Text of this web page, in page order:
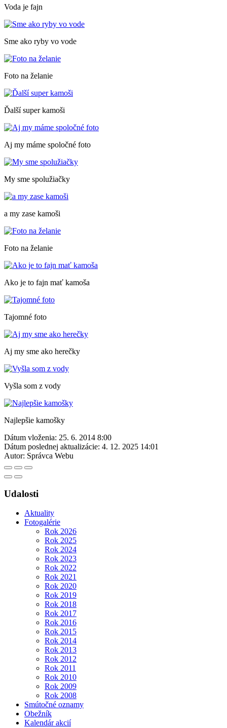
Voda je fajn
Sme ako ryby vo vode
Foto na želanie
Ďalší super kamoši
Aj my máme spoločné foto
My sme spolužiačky
a my zase kamoši
Foto na želanie
Ako je to fajn mať kamoša
Tajomné foto
Aj my sme ako herečky
Vyšla som z vody
Najlepšie kamošky
Dátum vloženia: 25. 6. 2014 8:00
Dátum poslednej aktualizácie: 4. 12. 2025 14:01
Autor: Správca Webu
Udalosti
Aktuality
Fotogalérie
Rok 2026
Rok 2025
Rok 2024
Rok 2023
Rok 2022
Rok 2021
Rok 2020
Rok 2019
Rok 2018
Rok 2017
Rok 2016
Rok 2015
Rok 2014
Rok 2013
Rok 2012
Rok 2011
Rok 2010
Rok 2009
Rok 2008
Smútočné oznamy
Obežník
Kalendár akcií